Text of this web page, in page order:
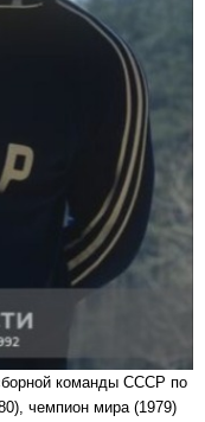
команды СССР по
чемпион мира (1979)